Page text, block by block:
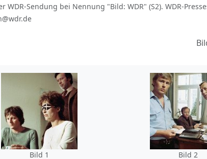
WDR-Sendung bei Nennung "Bild: WDR" (S2). WDR-
Bild 1 Bild 2